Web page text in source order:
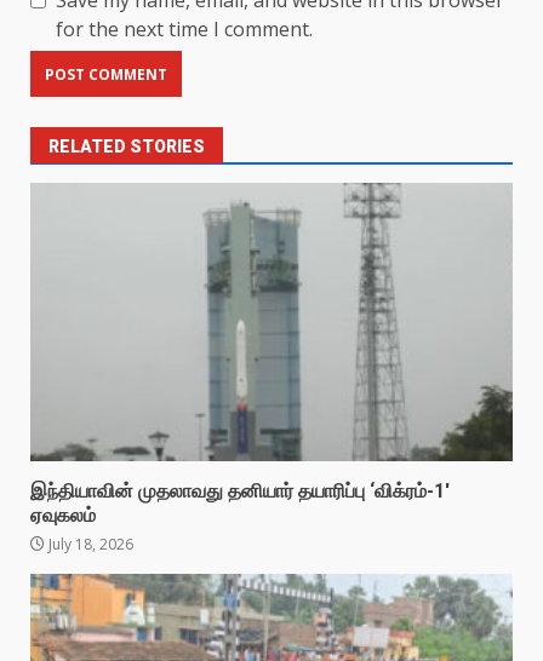
for the next time I comment.
RELATED STORIES
இந்தியாவின் முதலாவது தனியார் தயாரிப்பு ‘விக்ரம்-1′
ஏவுகலம்
July 18, 2026